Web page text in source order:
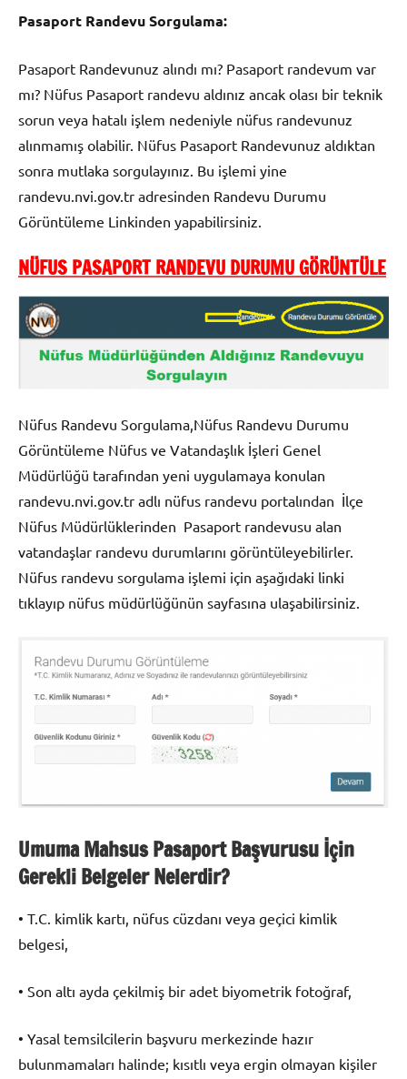
Pasaport Randevu Sorgulama:
Pasaport Randevunuz alındı mı? Pasaport randevum var
mı? Nüfus Pasaport randevu aldınız ancak olası bir teknik
sorun veya hatalı işlem nedeniyle nüfus randevunuz
alınmamış olabilir. Nüfus Pasaport Randevunuz aldıktan
sonra mutlaka sorgulayınız. Bu işlemi yine
randevu.nvi.gov.tr adresinden Randevu Durumu
Görüntüleme Linkinden yapabilirsiniz.
NÜFUS PASAPORT RANDEVU DURUMU GÖRÜNTÜLE
Nüfus Randevu Sorgulama,Nüfus Randevu Durumu
Görüntüleme Nüfus ve Vatandaşlık İşleri Genel
Müdürlüğü tarafından yeni uygulamaya konulan
randevu.nvi.gov.tr adlı nüfus randevu portalından İlçe
Nüfus Müdürlüklerinden Pasaport randevusu alan
vatandaşlar randevu durumlarını görüntüleyebilirler.
Nüfus randevu sorgulama işlemi için aşağıdaki linki
tıklayıp nüfus müdürlüğünün sayfasına ulaşabilirsiniz.
Umuma Mahsus Pasaport Başvurusu İçin
Gerekli Belgeler Nelerdir?
• T.C. kimlik kartı, nüfus cüzdanı veya geçici kimlik
belgesi,
• Son altı ayda çekilmiş bir adet biyometrik fotoğraf,
• Yasal temsilcilerin başvuru merkezinde hazır
bulunmamaları halinde; kısıtlı veya ergin olmayan kişiler